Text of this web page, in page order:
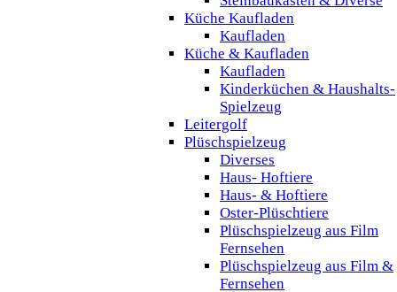
Küche Kaufladen
Kaufladen
Küche & Kaufladen
Kaufladen
Kinderküchen & Haushalts-
Spielzeug
Leitergolf
Plüschspielzeug
Diverses
Haus- Hoftiere
Haus- & Hoftiere
Oster-Plüschtiere
Plüschspielzeug aus Film
Fernsehen
Plüschspielzeug aus Film &
Fernsehen